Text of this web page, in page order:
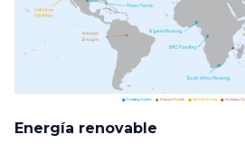
Energía renovable